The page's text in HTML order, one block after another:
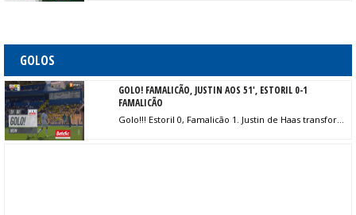
GOLOS
GOLO! FAMALICÃO, JUSTIN AOS 51', ESTORIL 0-1
FAMALICÃO